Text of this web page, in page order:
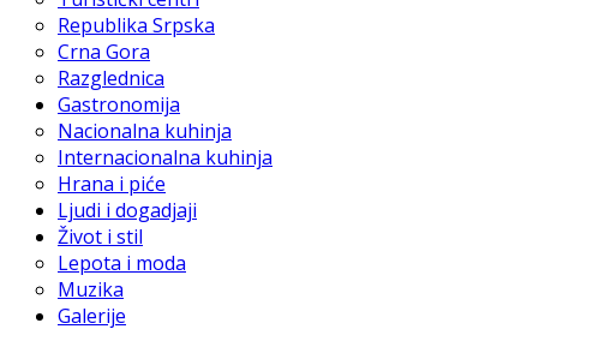
Republika Srpska
Crna Gora
Razglednica
Gastronomija
Nacionalna kuhinja
Internacionalna kuhinja
Hrana i piće
Ljudi i dogadjaji
Život i stil
Lepota i moda
Muzika
Galerije